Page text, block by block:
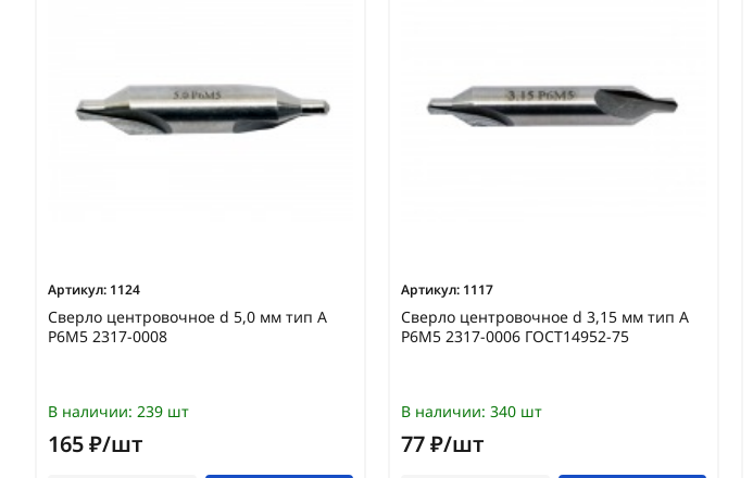
Артикул: 1124
Сверло центровочное d 5,0 мм тип А
Р6М5 2317-0008
В наличии: 239 шт
165 ₽/шт
Артикул: 1117
Сверло центровочное d 3,15 мм тип А
Р6М5 2317-0006 ГОСТ14952-75
В наличии: 340 шт
77 ₽/шт